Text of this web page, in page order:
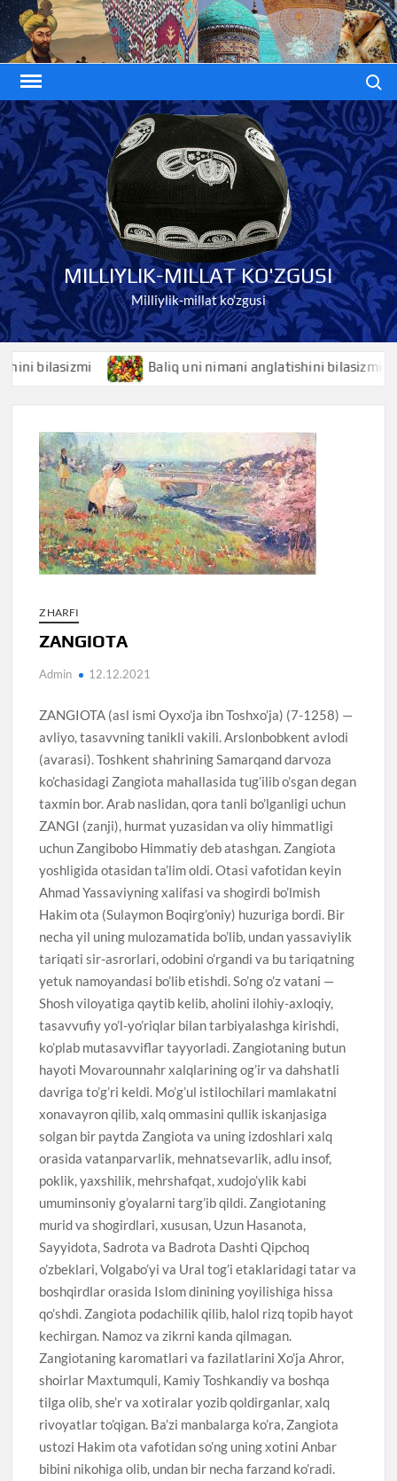
Skip
to
content
MILLIYLIK-MILLAT KO'ZGUSI
Milliylik-millat ko'zgusi
Baliq uni nimani anglatishini bilasizmi
Z HARFI
ZANGIOTA
Admin 12.12.2021
ZANGIOTA (asl ismi Oyxo’ja ibn Toshxo’ja) (7-1258) —
avliyo, tasavvning tanikli vakili. Arslonbobkent avlodi
(avarasi). Toshkent shahrining Samarqand darvoza
ko’chasidagi Zangiota mahallasida tug’ilib o’sgan degan
taxmin bor. Arab naslidan, qora tanli bo’lganligi uchun
ZANGI (zanji), hurmat yuzasidan va oliy himmatligi
uchun Zangibobo Himmatiy deb atashgan. Zangiota
yoshligida otasidan ta’lim oldi. Otasi vafotidan keyin
Ahmad Yassaviyning xalifasi va shogirdi bo’lmish
Hakim ota (Sulaymon Boqirg’oniy) huzuriga bordi. Bir
necha yil uning mulozamatida bo’lib, undan yassaviylik
tariqati sir-asrorlari, odobini o’rgandi va bu tariqatning
yetuk namoyandasi bo’lib etishdi. So’ng o’z vatani —
Shosh viloyatiga qaytib kelib, aholini ilohiy-axloqiy,
tasavvufiy yo’l-yo’riqlar bilan tarbiyalashga kirishdi,
ko’plab mutasavviflar tayyorladi. Zangiotaning butun
hayoti Movarounnahr xalqlarining og’ir va dahshatli
davriga to’g’ri keldi. Mo’g’ul istilochilari mamlakatni
xonavayron qilib, xalq ommasini qullik iskanjasiga
solgan bir paytda Zangiota va uning izdoshlari xalq
orasida vatanparvarlik, mehnatsevarlik, adlu insof,
poklik, yaxshilik, mehrshafqat, xudojo’ylik kabi
umuminsoniy g’oyalarni targ’ib qildi. Zangiotaning
murid va shogirdlari, xususan, Uzun Hasanota,
Sayyidota, Sadrota va Badrota Dashti Qipchoq
o’zbeklari, Volgabo’yi va Ural tog’i etaklaridagi tatar va
boshqirdlar orasida Islom dinining yoyilishiga hissa
qo’shdi. Zangiota podachilik qilib, halol rizq topib hayot
kechirgan. Namoz va zikrni kanda qilmagan.
Zangiotaning karomatlari va fazilatlarini Xo’ja Ahror,
shoirlar Maxtumquli, Kamiy Toshkandiy va boshqa
tilga olib, she’r va xotiralar yozib qoldirganlar, xalq
rivoyatlar to’qigan. Ba’zi manbalarga ko’ra, Zangiota
ustozi Hakim ota vafotidan so’ng uning xotini Anbar
bibini nikohiga olib, undan bir necha farzand ko’radi.